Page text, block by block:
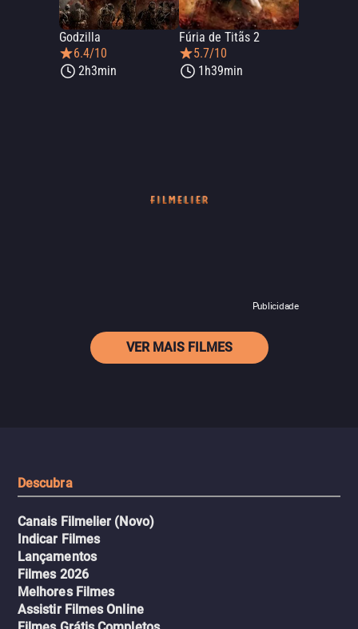
Godzilla
6.4/10
2h3min
Fúria de Titãs 2
5.7/10
1h39min
Publicidade
VER MAIS FILMES
Descubra
Canais Filmelier (Novo)
Indicar Filmes
Lançamentos
Filmes 2026
Melhores Filmes
Assistir Filmes Online